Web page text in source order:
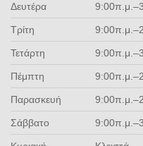
Δευτέρα
Τρίτη
Τετάρτη
Πέμπτη
Παρασκευή
Σάββατο